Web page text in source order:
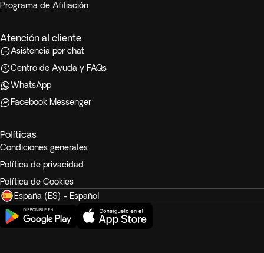
Programa de Afiliación
Atención al cliente
Asistencia por chat
Centro de Ayuda y FAQs
WhatsApp
Facebook Messenger
Políticas
Condiciones generales
Política de privacidad
Política de Cookies
España (ES) - Español